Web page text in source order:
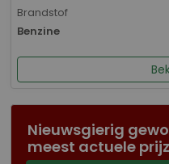
Brandstof
Benzine
Nieuwsgierig
meest actuele